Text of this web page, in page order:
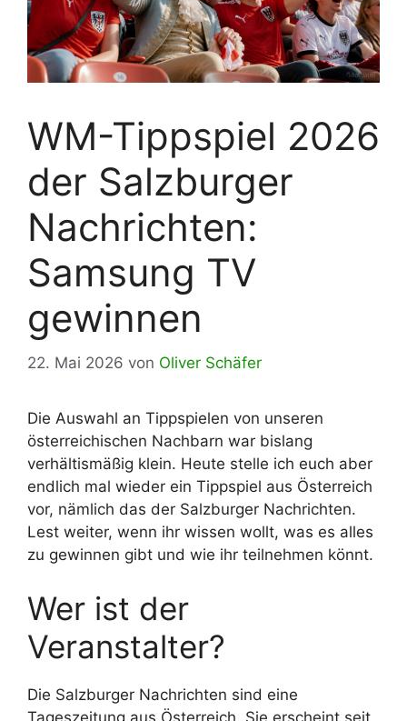
WM-Tippspiel 2026
der Salzburger
Nachrichten:
Samsung TV
gewinnen
22. Mai 2026 von Oliver Schäfer
Die Auswahl an Tippspielen von unseren
österreichischen Nachbarn war bislang
verhältismäßig klein. Heute stelle ich euch aber
endlich mal wieder ein Tippspiel aus Österreich
vor, nämlich das der Salzburger Nachrichten.
Lest weiter, wenn ihr wissen wollt, was es alles
zu gewinnen gibt und wie ihr teilnehmen könnt.
Wer ist der
Veranstalter?
Die Salzburger Nachrichten sind eine